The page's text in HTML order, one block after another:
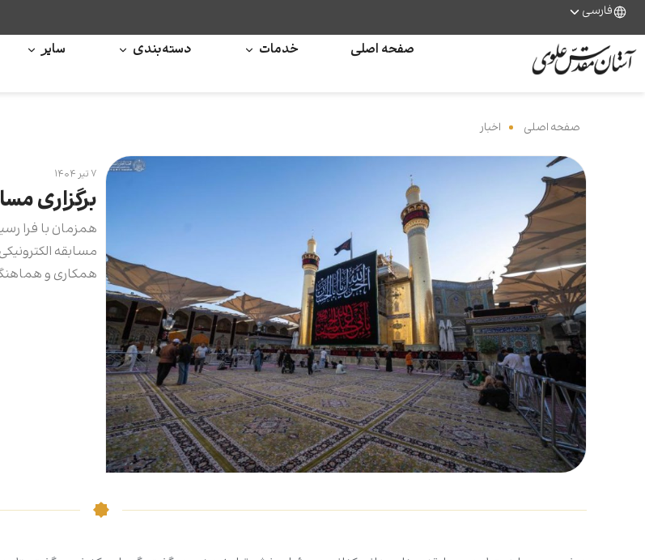
فارسی
صفحه اصلی خدمات دسته‌بندی سایر
صفحه اصلی اخبار
۷ تیر ۱۴۰۴
برگزاری
همزمان با فرا
مسابقه
همکاری و